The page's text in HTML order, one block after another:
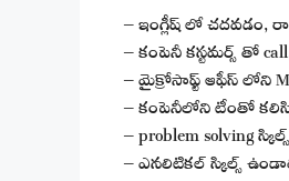
– ఇంగ్లీష్ లో
– కంపెనీ కస్టమర్స్ తో
– మైక్రోసాఫ్ట్ ఆఫీస్ లోని
– కంపెనీలోని టీంతో
– problem solving
– ఎనలిటికల్ స్కిల్స్